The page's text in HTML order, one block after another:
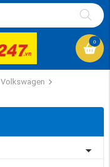
0
Volkswagen